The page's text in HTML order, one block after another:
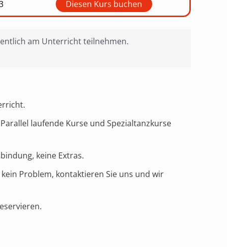
Diesen Kurs buchen
am Unterricht teilnehmen.
laufende Kurse und Spezialtanzkurse
keine Extras.
Problem, kontaktieren Sie uns und wir